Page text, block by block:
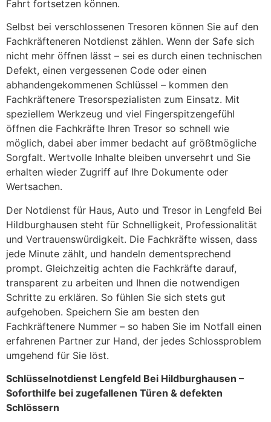
Fahrt fortsetzen können.
Selbst bei verschlossenen Tresoren können Sie auf den
Fachkräfteneren Notdienst zählen. Wenn der Safe sich
nicht mehr öffnen lässt – sei es durch einen technischen
Defekt, einen vergessenen Code oder einen
abhandengekommenen Schlüssel – kommen den
Fachkräftenere Tresorspezialisten zum Einsatz. Mit
speziellem Werkzeug und viel Fingerspitzengefühl
öffnen die Fachkräfte Ihren Tresor so schnell wie
möglich, dabei aber immer bedacht auf größtmögliche
Sorgfalt. Wertvolle Inhalte bleiben unversehrt und Sie
erhalten wieder Zugriff auf Ihre Dokumente oder
Wertsachen.
Der Notdienst für Haus, Auto und Tresor in Lengfeld Bei
Hildburghausen steht für Schnelligkeit, Professionalität
und Vertrauenswürdigkeit. Die Fachkräfte wissen, dass
jede Minute zählt, und handeln dementsprechend
prompt. Gleichzeitig achten die Fachkräfte darauf,
transparent zu arbeiten und Ihnen die notwendigen
Schritte zu erklären. So fühlen Sie sich stets gut
aufgehoben. Speichern Sie am besten den
Fachkräftenere Nummer – so haben Sie im Notfall einen
erfahrenen Partner zur Hand, der jedes Schlossproblem
umgehend für Sie löst.
Schlüsselnotdienst Lengfeld Bei Hildburghausen –
Soforthilfe bei zugefallenen Türen & defekten
Schlössern